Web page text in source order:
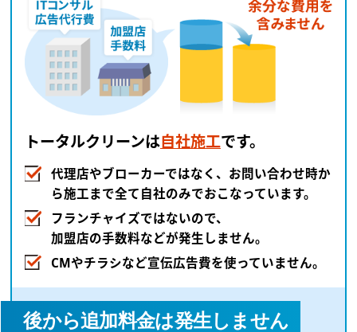
トータルクリーンは自社施工です。
代理店やブローカーではなく、お問い合わせ時か
ら施工まで全て自社のみでおこなっています。
フランチャイズではないので、
加盟店の手数料などが発生しません。
CMやチラシなど宣伝広告費を使っていません。
後から追加料金は発生しません